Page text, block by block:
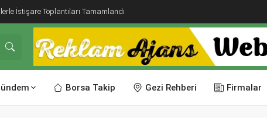
İstişare Toplantıları Tamamlandı
Borsa Takip Gezi Rehberi Firmalar